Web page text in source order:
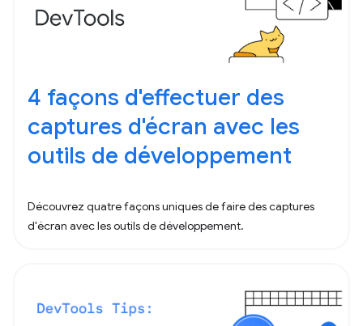
4 façons d'effectuer des
captures d'écran avec les
outils de développement
Découvrez quatre façons uniques de faire des captures
d'écran avec les outils de développement.